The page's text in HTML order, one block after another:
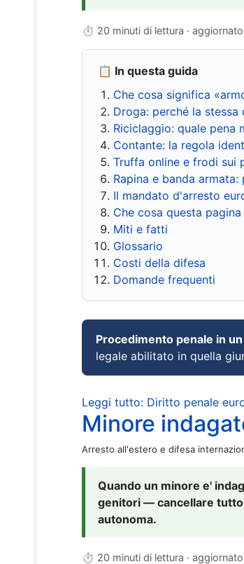
⏱ 20 minuti di lettura ·
📋 In questa guida
Che cosa significa
Droga: perché la
Riciclaggio: quale pena
Contante: la regola
Truffa online e frodi sui
Rapina e banda
Il mandato d'arresto
Che cosa questa
Miti e fatti
Glossario
Costi della difesa
Domande frequenti
Procedimento penale in
legale abilitato in quella
Leggi tutto: Diritto penale
Minore
Arresto all'estero e difesa
Quando un minore e'
genitori — cancellare
autonoma.
⏱ 20 minuti di lettura ·